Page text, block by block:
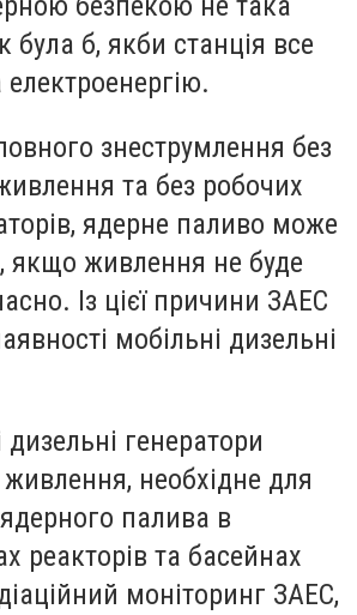
була б, якби станція все
знеструмлення без
та без робочих
ядерне паливо може
якщо живлення не буде
Із цієї причини ЗАЕС
мобільні дизельні
генератори
необхідне для
палива в
реакторів та басейнах
моніторинг ЗАЕС,